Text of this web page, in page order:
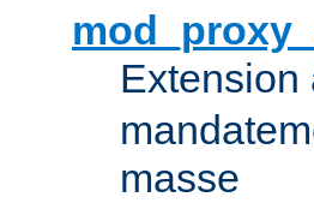
Extension
masse